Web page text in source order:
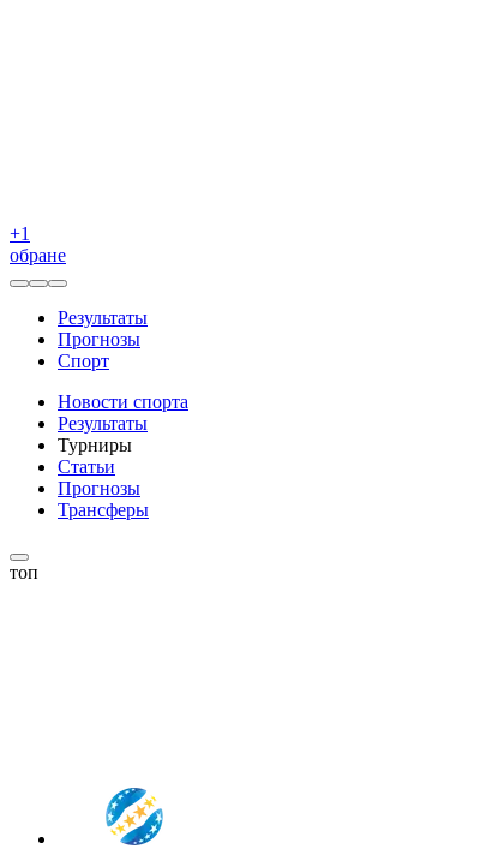
+1
обране
Результаты
Прогнозы
Спорт
Новости спорта
Результаты
Турниры
Статьи
Прогнозы
Трансферы
топ